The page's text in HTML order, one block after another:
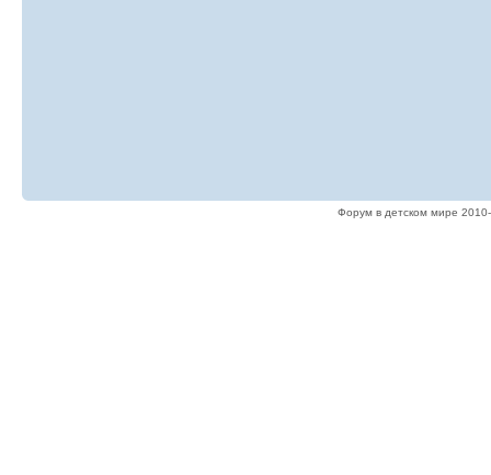
Форум в детском мире